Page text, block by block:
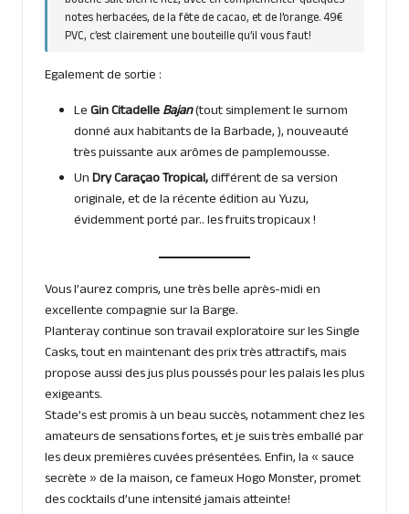
notes herbacées, de la fête de cacao, et de l’orange. 49€
PVC, c’est clairement une bouteille qu’il vous faut!
Egalement de sortie :
LeGin CitadelleBajan(tout simplement le surnom
donné aux habitants de la Barbade, ), nouveauté
très puissante aux arômes de pamplemousse.
UnDry Caraçao Tropical,différent de sa version
originale, et de la récente édition au Yuzu,
évidemment porté par.. les fruits tropicaux !
Vous l’aurez compris, une très belle après-midi en
excellente compagnie sur la Barge.
Planteray continue son travail exploratoire sur les Single
Casks, tout en maintenant des prix très attractifs, mais
propose aussi des jus plus poussés pour les palais les plus
exigeants.
Stade’s est promis à un beau succès, notamment chez les
amateurs de sensations fortes, et je suis très emballé par
les deux premières cuvées présentées. Enfin, la « sauce
secrète » de la maison, ce fameux Hogo Monster, promet
des cocktails d’une intensité jamais atteinte!